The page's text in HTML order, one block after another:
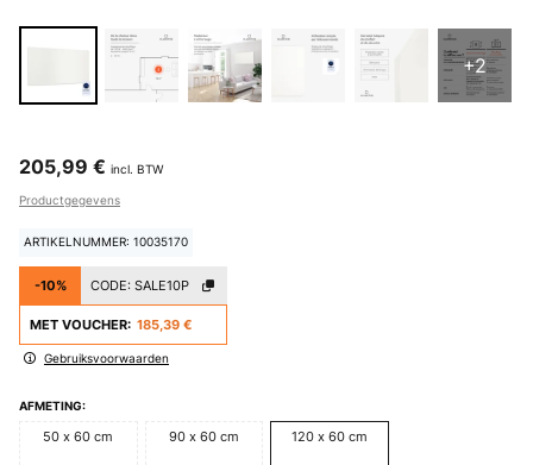
+2
205,99 € incl. BTW
Productgegevens
ARTIKELNUMMER: 10035170
-10% CODE: SALE10P
MET VOUCHER: 185,39 €
Gebruiksvoorwaarden
AFMETING:
50 x 60 cm 90 x 60 cm 120 x 60 cm